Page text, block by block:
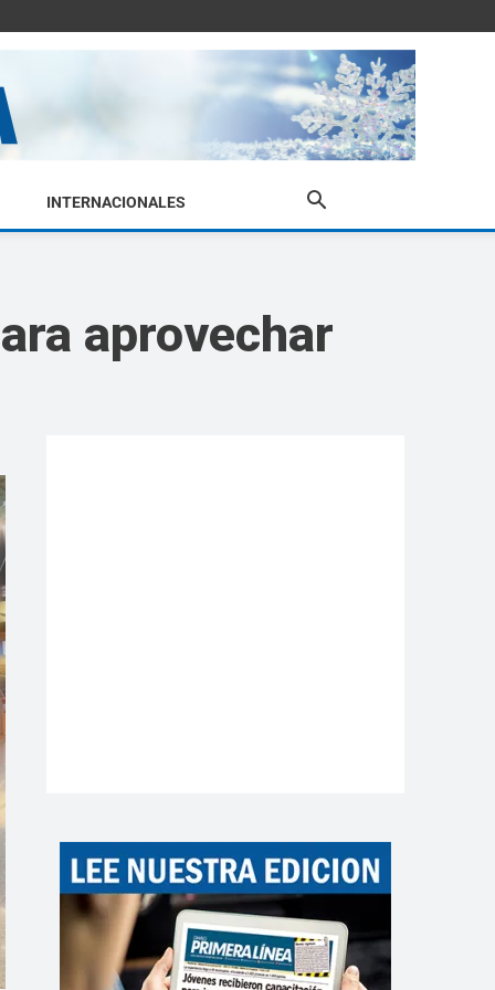
INTERNACIONALES
aprovechar